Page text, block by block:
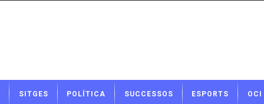
SITGES POLÍTICA SUCCESSOS ESPORTS OCI